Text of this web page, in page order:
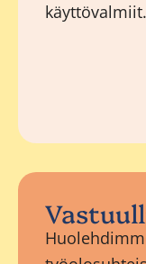
käyttövalmiit.